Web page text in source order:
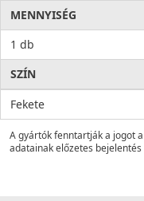
MENNYISÉG
1 db
SZÍN
Fekete
A gyártók fenntartják a jogot
adatainak előzetes